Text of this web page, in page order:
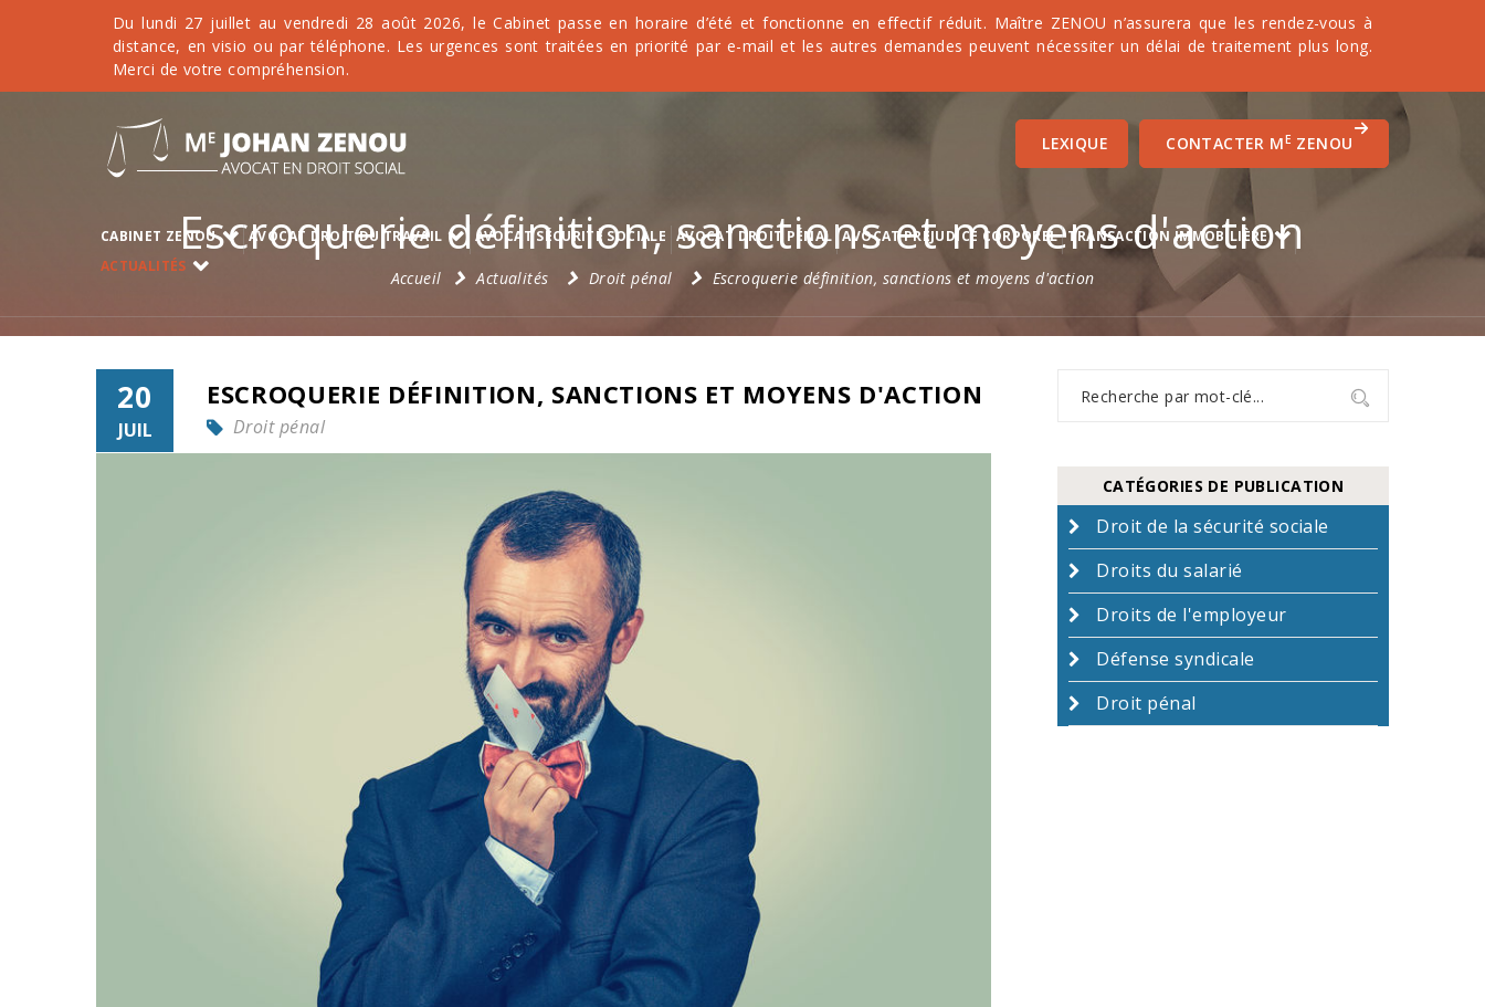
Du lundi 27 juillet au vendredi 28 août 2026, le Cabinet passe en horaire d’été et fonctionne en effectif réduit. Maître ZENOU n’assurera que les rendez-vous à
distance, en visio ou par téléphone. Les urgences sont traitées en priorité par e-mail et les autres demandes peuvent nécessiter un délai de traitement plus long.
Merci de votre compréhension.
CONTACTER ME ZENOU
LEXIQUE
CABINET ZENOU AVOCAT DROIT DU TRAVAIL AVOCAT SÉCURITÉ SOCIALE AVOCAT DROIT PÉNAL AVOCAT PRÉJUDICE CORPOREL TRANSACTION IMMOBILIÈRE
ACTUALITÉS
Escroquerie définition, sanctions et moyens d'action
Accueil Actualités Droit pénal Escroquerie définition, sanctions et moyens d'action
20
JUIL
ESCROQUERIE DÉFINITION, SANCTIONS ET MOYENS D'ACTION
Droit pénal
CATÉGORIES DE PUBLICATION
Droit de la sécurité sociale
Droits du salarié
Droits de l'employeur
Défense syndicale
Droit pénal